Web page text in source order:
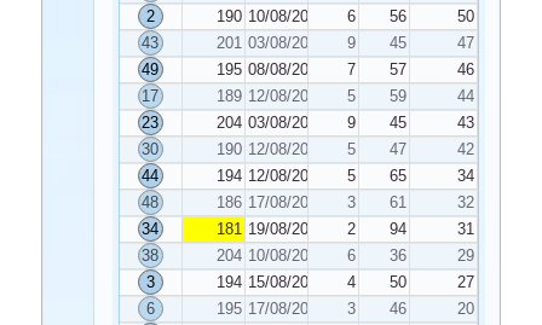
2
190 10/08/2020 6 56
50
43
201 03/08/2020 9 45
47
49
195 08/08/2020 7 57
46
17
189 12/08/2020 5 59
44
23
204 03/08/2020 9 45
43
30
190 12/08/2020 5 47
42
44
194 12/08/2020 5 65
34
48
186 17/08/2020 3 61
32
34
181 19/08/2020 2 94
31
38
204 10/08/2020 6 36
29
3
194 15/08/2020 4 50
27
6
195 17/08/2020 3 46
20